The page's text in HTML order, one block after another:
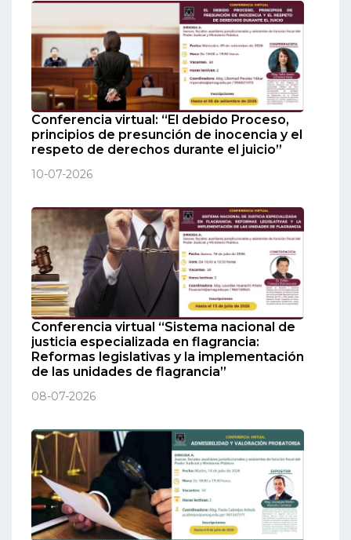
Conferencia virtual: “El debido Proceso,
principios de presunción de inocencia y el
respeto de derechos durante el juicio”
10-07-2026
Conferencia virtual “Sistema nacional de
justicia especializada en flagrancia:
Reformas legislativas y la implementación
de las unidades de flagrancia”
08-07-2026